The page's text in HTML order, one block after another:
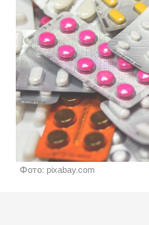
Фото: pixabay.com